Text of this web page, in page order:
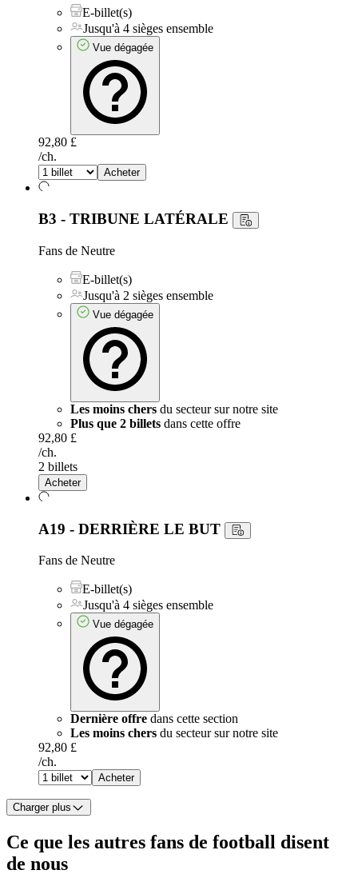
E-billet(s)
Jusqu'à 4 sièges ensemble
Vue dégagée
92,80 £
/ch.
Acheter
B3 - TRIBUNE LATÉRALE
Fans de Neutre
E-billet(s)
Jusqu'à 2 sièges ensemble
Vue dégagée
Les moins chers du secteur sur notre site
Plus que 2 billets dans cette offre
92,80 £
/ch.
2 billets
Acheter
A19 - DERRIÈRE LE BUT
Fans de Neutre
E-billet(s)
Jusqu'à 4 sièges ensemble
Vue dégagée
Dernière offre dans cette section
Les moins chers du secteur sur notre site
92,80 £
/ch.
Acheter
Charger plus
Ce que les autres fans de football disent
de nous